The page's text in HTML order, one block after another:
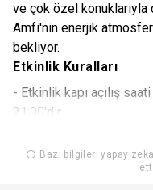
ve çok özel
Amfi'nin enerjik
bekliyor.
Etkinlik Kuralları
- Etkinlik kapı açılış
21:00'dir.
Etkinlik 18 yaş ve üstü
seyircilerimiz etkinliğe
Bazı bilgileri yapay